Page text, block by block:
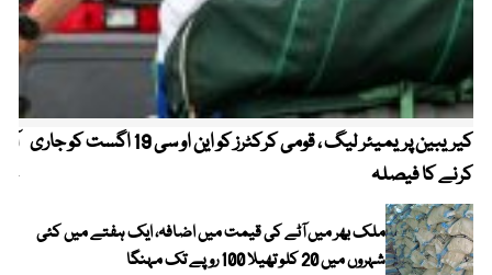
کیریبین پریمیئر لیگ ، قومی کرکٹرز کو این او سی 19 اگست کو جاری
کرنے کا فیصلہ
ملک بھر میں آٹے کی قیمت میں اضافہ، ایک ہفتے میں کئی
شہروں میں 20 کلو تھیلا 100 روپے تک مہنگا